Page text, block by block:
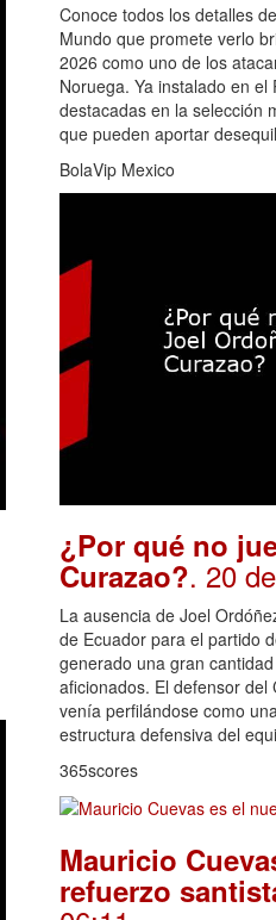
Conoce todos los detalles
Mundo que promete verlo
2026 como uno de los
Noruega. Ya instalado en
destacadas en la selección
que pueden aportar
BolaVip Mexico
¿Por qué no
Curazao?. 20
La ausencia de Joel
de Ecuador para el partido
generado una gran
aficionados. El defensor del
venía perfilándose como
estructura defensiva del
365scores
Mauricio
refuerzo